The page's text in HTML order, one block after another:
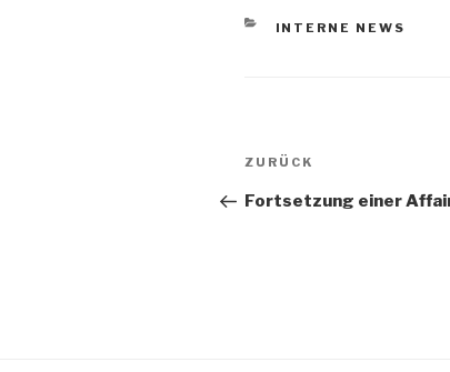
KATEGORIEN
INTERNE NEWS
Vorheriger
ZURÜCK
Fortsetzung einer